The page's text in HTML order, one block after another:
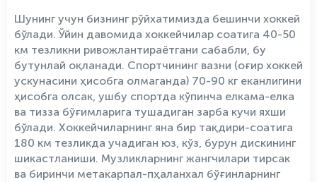
Шунинг учун бизнинг рўйхатимизда бешинчи хоккей
бўлади. Ўйин давомида хоккейчилар соатига 40-50
км тезликни ривожлантираётгани сабабли, бу
бутунлай оқланади. Спортчининг вазни (оғир хоккей
ускунасини ҳисобга олмаганда) 70-90 кг еканлигини
ҳисобга олсак, ушбу спортда кўпинча елкама-елка
ва тизза бўғимларига тушадиган зарба кучи яхши
бўлади. Хоккейчиларнинг яна бир тақдири-соатига
180 км тезликда учадиган юз, кўз, бурун дискининг
шикастланиши. Музликларнинг жангчилари тирсак
ва биринчи метакарпал-пҳаланхал бўғинларнинг